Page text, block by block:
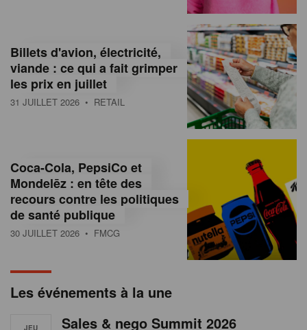
s
s
u
e
e
a
Billets d'avion, électricité,
viande : ce qui a fait grimper
les prix en juillet
31 JUILLET 2026 • RETAIL
Coca-Cola, PepsiCo et
Mondelēz : en tête des
recours contre les politiques
de santé publique
30 JUILLET 2026 • FMCG
Les événements à la une
JEU Sales & nego Summit 2026